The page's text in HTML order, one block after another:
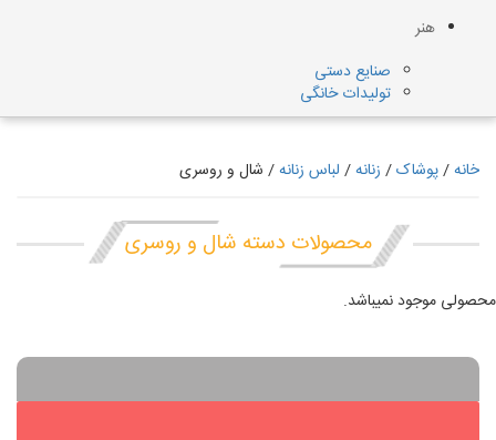
هنر
صنایع دستی
تولیدات خانگی
خانه/پوشاک/ زنانه/ لباس زنانه/ شال و روسری
محصولات دسته شال و روسری
محصولی موجود نمیباشد.